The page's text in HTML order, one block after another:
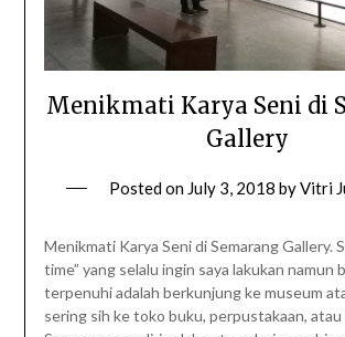
Menikmati Karya Seni di
Gallery
Posted on July 3, 2018 byVitri
Menikmati Karya Seni di Semarang Gallery.
time” yang selalu ingin saya lakukan namun
terpenuhi adalah berkunjung ke museum
sering sih ke toko buku, perpustakaan, atau